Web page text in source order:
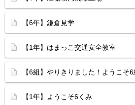
【6年】鎌倉見学
【1年】はまっこ交通安全教室
【6組】やりきりました！ようこそ6
【1年】ようこそ6くみ